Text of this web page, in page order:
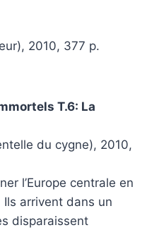
2010, 377 p.
T.6: La
du cygne), 2010,
l’Europe centrale en
Ils arrivent dans un
disparaissent